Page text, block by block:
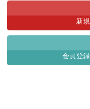
新
会員登